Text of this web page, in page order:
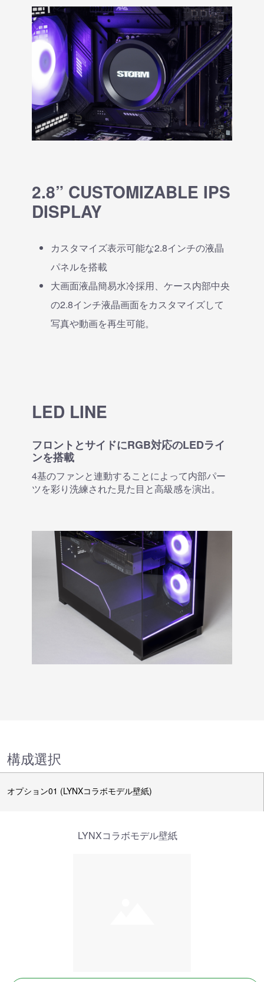
2.8” CUSTOMIZABLE IPS
DISPLAY
カスタマイズ表示可能な2.8インチの液晶
パネルを搭載
大画面液晶簡易水冷採用、ケース内部中央
の2.8インチ液晶画面をカスタマイズして
写真や動画を再生可能。
LED LINE
フロントとサイドにRGB対応のLEDライ
ンを搭載
4基のファンと連動することによって内部パー
ツを彩り洗練された見た目と高級感を演出。
構成選択
オプション01 (LYNXコラボモデル壁紙)
LYNXコラボモデル壁紙